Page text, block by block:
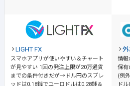
LIGHT FX
スマホアプリが使いやすい＆チャート
が見やすい 1回の発注上限が20万通貨
までの条件付きだが→ドル円のスプレ
ッドは0.18銭でユーロドルは0.28銭＆
情報
保有
(例
ド